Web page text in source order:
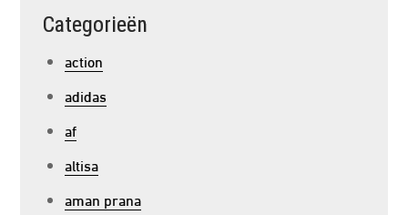
Categorieën
action
adidas
af
altisa
aman prana